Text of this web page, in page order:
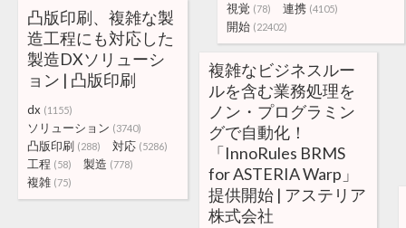
視覚 (78) 連携 (4105)
開始 (22402)
凸版印刷、複雑な製
造工程にも対応した
製造DXソリューシ
ョン | 凸版印刷
dx (1155)
ソリューション (3740)
凸版印刷 (288) 対応 (5286)
工程 (58) 製造 (778)
複雑 (75)
複雑なビジネスルー
ルを含む業務処理を
ノン・プログラミン
グで自動化！
「InnoRules BRMS
for ASTERIA Warp」
提供開始 | アステリア
株式会社